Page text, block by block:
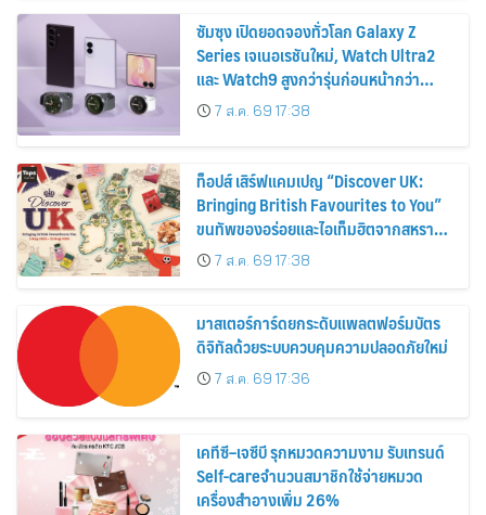
ซัมซุง เปิดยอดจองทั่วโลก Galaxy Z
Series เจเนอเรชันใหม่, Watch Ultra2
และ Watch9 สูงกว่ารุ่นก่อนหน้ากว่า
30%7 ส.ค. 69 17:38
ท็อปส์ เสิร์ฟแคมเปญ “Discover UK:
Bringing British Favourites to You”
ขนทัพของอร่อยและไอเท็มฮิตจากสหราช
อาณาจักร ส่งตรงถึงมือตั้งแต่วันนี้ – 18
สิงหาคมนี้
7 ส.ค. 69 17:38
มาสเตอร์การ์ดยกระดับแพลตฟอร์มบัตร
ดิจิทัลด้วยระบบควบคุมความปลอดภัยใหม่
7 ส.ค. 69 17:36
เคทีซี–เจซีบี รุกหมวดความงาม รับเทรนด์
Self-careจำนวนสมาชิกใช้จ่ายหมวด
เครื่องสำอางเพิ่ม 26%